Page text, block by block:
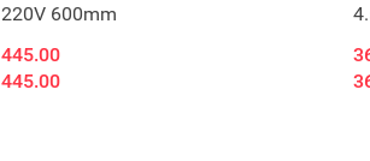
220V 600mm
445.00
445.00